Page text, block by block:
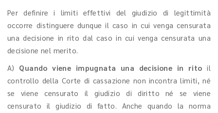
Per definire i limiti effettivi del giudizio di legittimità
occorre distinguere dunque il caso in cui venga censurata
una decisione in rito dal caso in cui venga censurata una
decisione nel merito.
A) Quando viene impugnata una decisione in ritoil
controllo della Corte di cassazione non incontra limiti, né
se viene censurato il giudizio di diritto né se viene
censurato il giudizio di fatto. Anche quando la norma